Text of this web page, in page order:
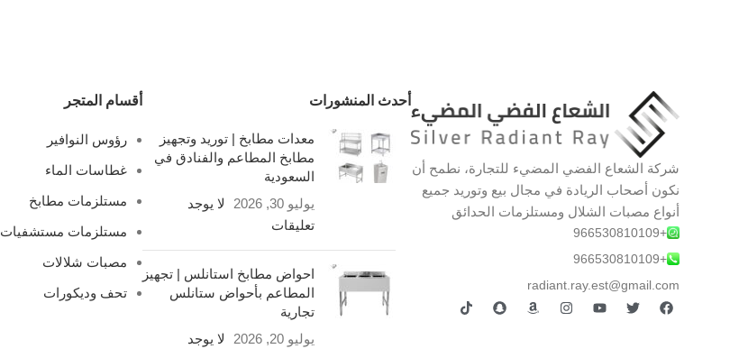
شركة الشعاع الفضي المضيء للتجارة، نطمح أن
نكون أصحاب الريادة في مجال بيع وتوريد جميع
أنواع مصبات الشلال ومستلزمات الحدائق
+966530810109
+966530810109
radiant.ray.est@gmail.com
أحدث المنشورات
معدات مطابخ | توريد وتجهيز
مطابخ المطاعم والفنادق في
السعودية
يوليو 30, 2026
لا يوجد
تعليقات
احواض مطابخ استانلس | تجهيز
المطاعم بأحواض ستانلس
تجارية
يوليو 20, 2026
لا يوجد
أقسام المتجر
رؤوس النوافير
غطاسات الماء
مستلزمات مطابخ
مستلزمات مستشفيات
مصبات شلالات
تحف وديكورات